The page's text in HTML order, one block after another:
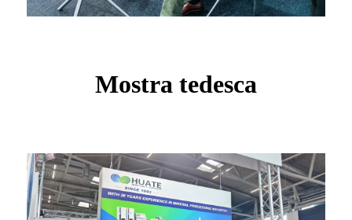
Mostra tedesca